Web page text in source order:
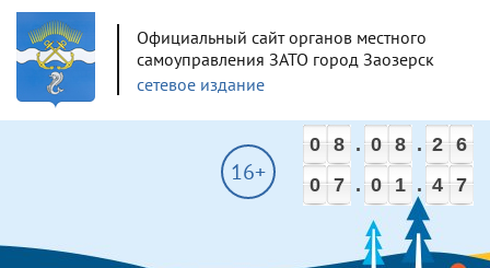
Официальный сайт органов местного
самоуправления ЗАТО город Заозерск
сетевое издание
0 8 . 0 8 . 2 6
0 7 . 0 1 . 4 7
16+